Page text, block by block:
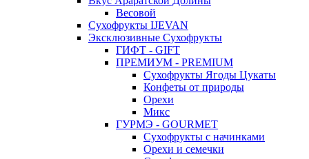
Весовой
Сухофрукты IJEVAN
Эксклюзивные Сухофрукты
ГИФТ - GIFT
ПРЕМИУМ - PREMIUM
Сухофрукты Ягоды Цукаты
Конфеты от природы
Орехи
Микс
ГУРМЭ - GOURMET
Сухофрукты с начинками
Орехи и семечки